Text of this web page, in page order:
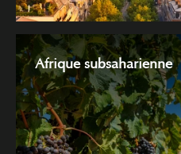
Afrique subsaharienne